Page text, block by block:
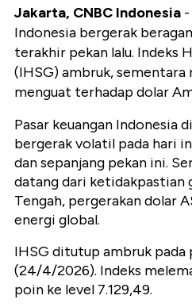
Jakarta, CNBC Indonesia
Indonesia bergerak
terakhir pekan lalu. Indeks
(IHSG) ambruk, sementara
menguat terhadap dolar
Pasar keuangan Indonesia
bergerak volatil pada hari
dan sepanjang pekan ini.
datang dari
Tengah, pergerakan dolar
energi global.
IHSG ditutup ambruk pada
(24/4/2026). Indeks
poin ke level 7.129,49.